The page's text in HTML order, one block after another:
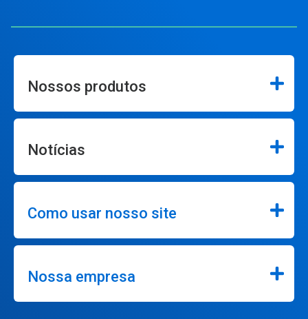
Nossos produtos
Notícias
Como usar nosso site
Nossa empresa